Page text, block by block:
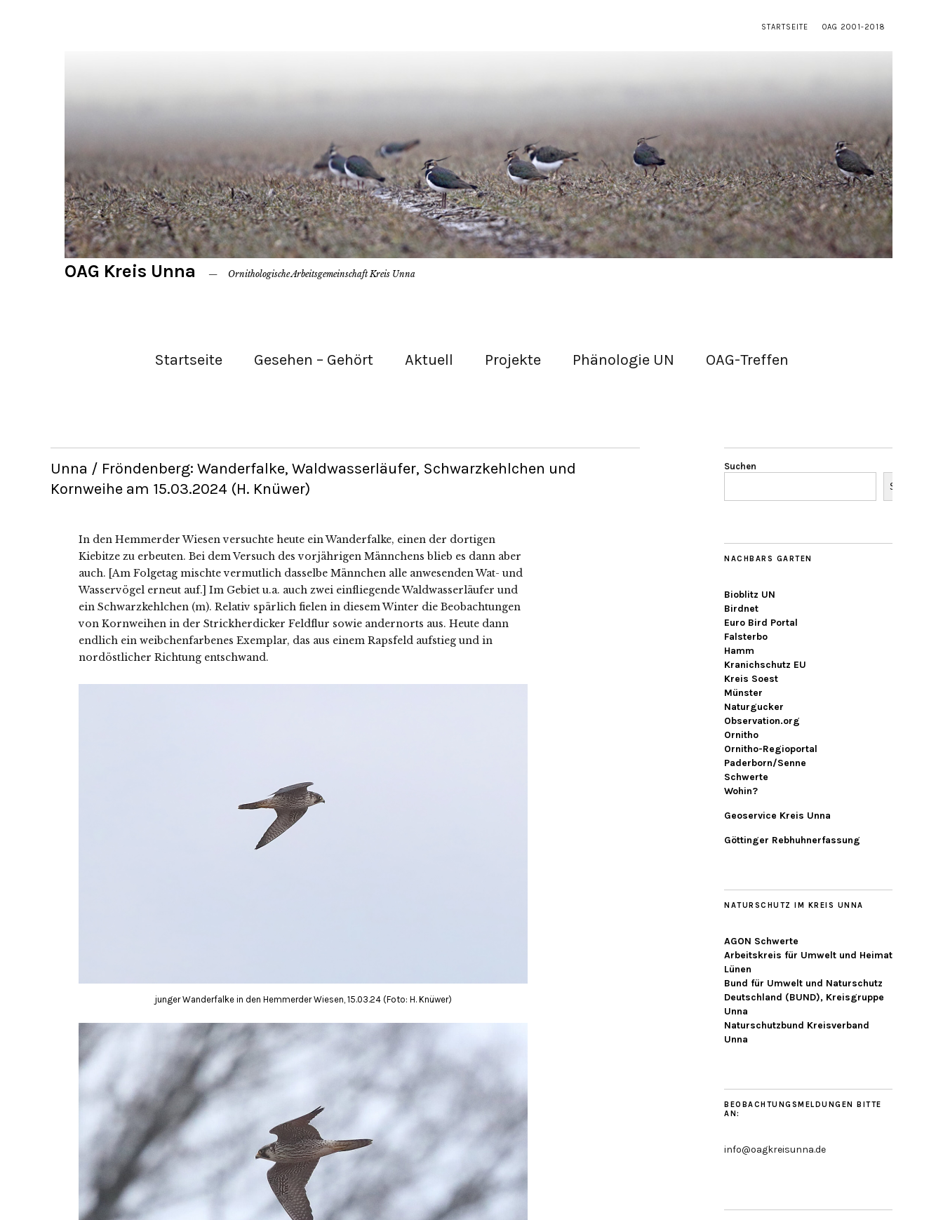
STARTSEITE OAG 2001-2018
OAG Kreis Unna Ornithologische Arbeitsgemeinschaft Kreis Unna
Startseite Gesehen – Gehört Aktuell Projekte Phänologie UN OAG-Treffen
Unna / Fröndenberg: Wanderfalke, Waldwasserläufer, Schwarzkehlchen und
Kornweihe am 15.03.2024 (H. Knüwer)
In den Hemmerder Wiesen versuchte heute ein Wanderfalke, einen der dortigen
Kiebitze zu erbeuten. Bei dem Versuch des vorjährigen Männchens blieb es dann aber
auch. [Am Folgetag mischte vermutlich dasselbe Männchen alle anwesenden Wat- und
Wasservögel erneut auf.] Im Gebiet u.a. auch zwei einfliegende Waldwasserläufer und
ein Schwarzkehlchen (m). Relativ spärlich fielen in diesem Winter die Beobachtungen
von Kornweihen in der Strickherdicker Feldflur sowie andernorts aus. Heute dann
endlich ein weibchenfarbenes Exemplar, das aus einem Rapsfeld aufstieg und in
nordöstlicher Richtung entschwand.
junger Wanderfalke in den Hemmerder Wiesen, 15.03.24 (Foto: H. Knüwer)
Suchen
Suchen
NACHBARS GARTEN
Bioblitz UN
Birdnet
Euro Bird Portal
Falsterbo
Hamm
Kranichschutz EU
Kreis Soest
Münster
Naturgucker
Observation.org
Ornitho
Ornitho-Regioportal
Paderborn/Senne
Schwerte
Wohin?
Geoservice Kreis Unna
Göttinger Rebhuhnerfassung
NATURSCHUTZ IM KREIS UNNA
AGON Schwerte
Arbeitskreis für Umwelt und Heimat
Lünen
Bund für Umwelt und Naturschutz
Deutschland (BUND), Kreisgruppe
Unna
Naturschutzbund Kreisverband
Unna
BEOBACHTUNGSMELDUNGEN BITTE
AN:
info@oagkreisunna.de